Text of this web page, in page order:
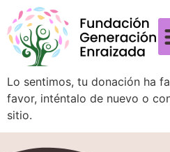
Lo sentimos, tu donación ha
favor, inténtalo de nuevo o
sitio.